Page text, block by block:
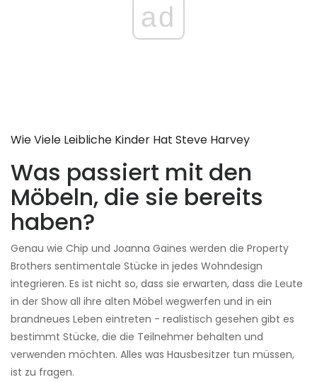
ad
Wie Viele Leibliche Kinder Hat Steve Harvey
Was passiert mit den
Möbeln, die sie bereits
haben?
Genau wie Chip und Joanna Gaines werden die Property
Brothers sentimentale Stücke in jedes Wohndesign
integrieren. Es ist nicht so, dass sie erwarten, dass die Leute
in der Show all ihre alten Möbel wegwerfen und in ein
brandneues Leben eintreten - realistisch gesehen gibt es
bestimmt Stücke, die die Teilnehmer behalten und
verwenden möchten. Alles was Hausbesitzer tun müssen,
ist zu fragen.